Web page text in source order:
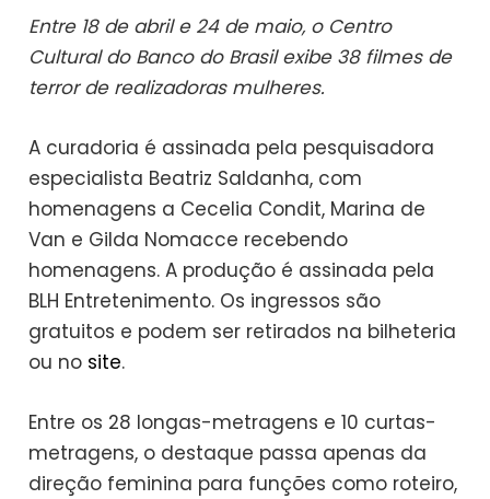
Entre 18 de abril e 24 de maio, o Centro
Cultural do Banco do Brasil exibe 38 filmes de
terror de realizadoras mulheres.
A curadoria é assinada pela pesquisadora
especialista Beatriz Saldanha, com
homenagens a Cecelia Condit, Marina de
Van e Gilda Nomacce recebendo
homenagens. A produção é assinada pela
BLH Entretenimento. Os ingressos são
gratuitos e podem ser retirados na bilheteria
ou no site.
Entre os 28 longas-metragens e 10 curtas-
metragens, o destaque passa apenas da
direção feminina para funções como roteiro,